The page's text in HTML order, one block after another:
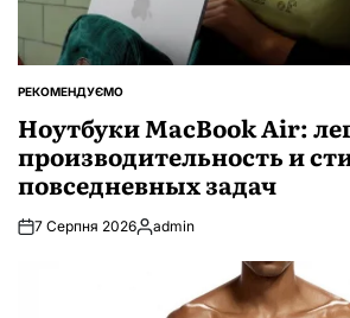
ОПУБЛІКУВАТИ
РЕКОМЕНДУЄМО
Ноутбуки MacBook Air:
производительность и
повседневных задач
7 Серпня 2026Опубліковано
admin